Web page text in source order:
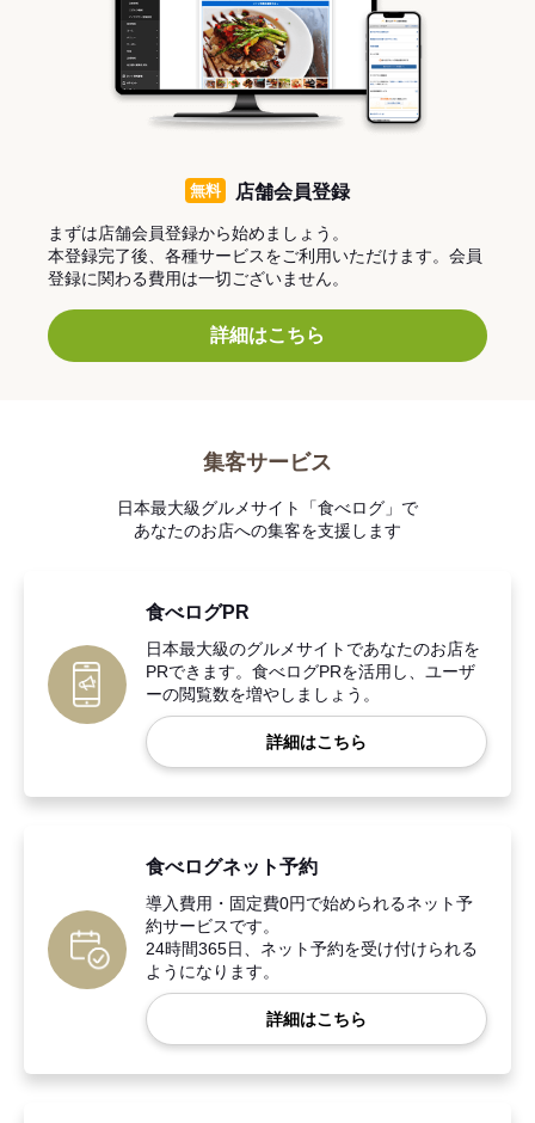
無料 店舗会員登録
まずは店舗会員登録から始めましょう。
本登録完了後、各種サービスをご利用いただけます。会員
登録に関わる費用は一切ございません。
詳細はこちら
集客サービス
日本最大級グルメサイト「食べログ」で
あなたのお店への集客を支援します
食べログPR
日本最大級のグルメサイトであなたのお店を
PRできます。食べログPRを活用し、ユーザ
ーの閲覧数を増やしましょう。
詳細はこちら
食べログネット予約
導入費用・固定費0円で始められるネット予
約サービスです。
24時間365日、ネット予約を受け付けられる
ようになります。
詳細はこちら